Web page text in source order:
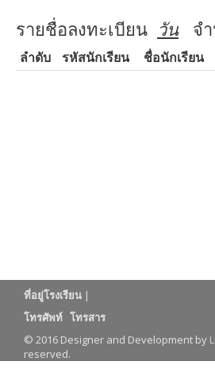
รายชื่อลงทะเบียน วันจำ
ลำดับ รหัสนักเรียน ชื่อนักเรียน
ที่อยู่โรงเรียน |
โทรศัพท์ โทรสาร
© 2016 Designer and Development by
reserved.